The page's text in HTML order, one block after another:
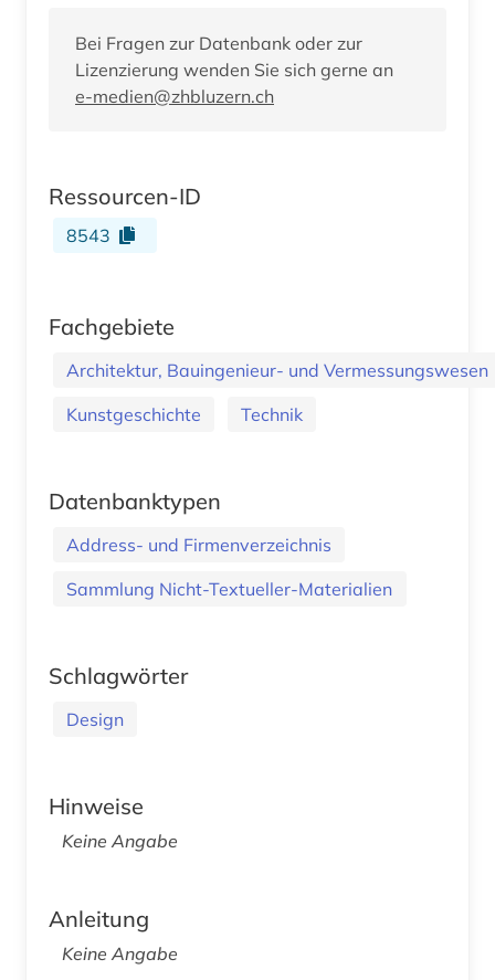
Bei Fragen zur Datenbank oder zur
Lizenzierung wenden Sie sich gerne an
e-medien@zhbluzern.ch
Ressourcen-ID
8543
Fachgebiete
Architektur, Bauingenieur- und Vermessungswesen
Kunstgeschichte
Technik
Datenbanktypen
Address- und Firmenverzeichnis
Sammlung Nicht-Textueller-Materialien
Schlagwörter
Design
Hinweise
Keine Angabe
Anleitung
Keine Angabe